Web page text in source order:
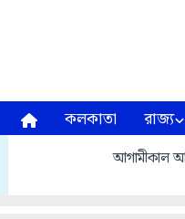
কলকাতা রাজ্য
আগামীকাল